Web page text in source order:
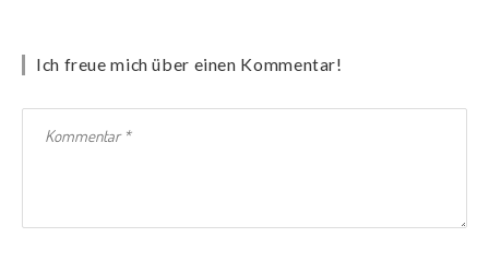
Ich freue mich über einen Kommentar!